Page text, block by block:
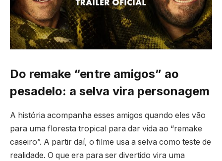
Do remake “entre amigos” ao
pesadelo: a selva vira personagem
A história acompanha esses amigos quando eles vão
para uma floresta tropical para dar vida ao “remake
caseiro”. A partir daí, o filme usa a selva como teste de
realidade. O que era para ser divertido vira uma